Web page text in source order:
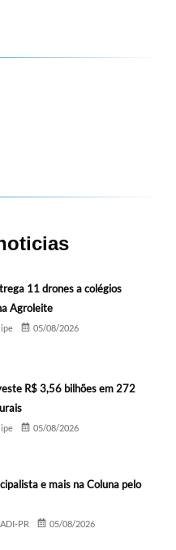
11 drones a colégios
Agroleite
05/08/2026
R$ 3,56 bilhões em 272
05/08/2026
e mais na Coluna pelo
PR 05/08/2026